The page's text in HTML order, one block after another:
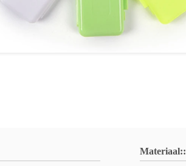
Materiaal::